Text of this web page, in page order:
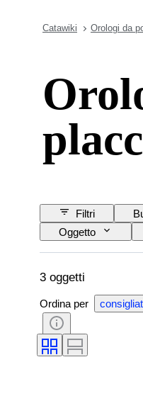
Catawiki Orologi da
Filtri
Oggetto
Materiale del
3 oggetti
Ordina per